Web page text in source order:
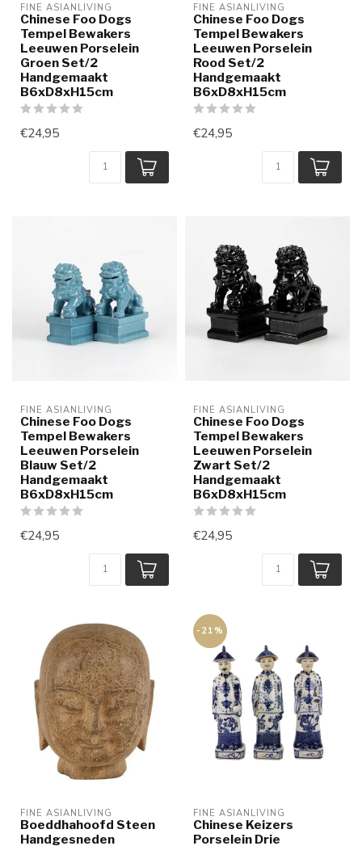
FINE ASIANLIVING
Chinese Foo Dogs
Tempel Bewakers
Leeuwen Porselein
Groen Set/2
Handgemaakt
B6xD8xH15cm
€24,95
FINE ASIANLIVING
Chinese Foo Dogs
Tempel Bewakers
Leeuwen Porselein
Rood Set/2
Handgemaakt
B6xD8xH15cm
€24,95
FINE ASIANLIVING
Chinese Foo Dogs
Tempel Bewakers
Leeuwen Porselein
Blauw Set/2
Handgemaakt
B6xD8xH15cm
€24,95
FINE ASIANLIVING
Chinese Foo Dogs
Tempel Bewakers
Leeuwen Porselein
Zwart Set/2
Handgemaakt
B6xD8xH15cm
€24,95
FINE ASIANLIVING
Boeddhahoofd Steen
Handgesneden
-21%
FINE ASIANLIVING
Chinese Keizers
Porselein Drie